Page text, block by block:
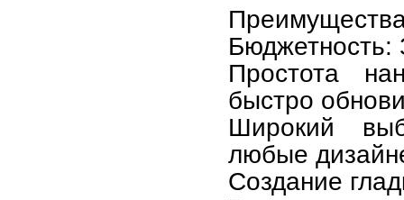
Бюджетность:
Простота
быстро
Широкий
любые
Создание